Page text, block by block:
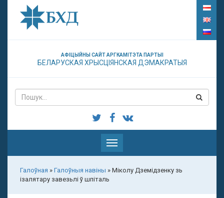
АФІЦЫЙНЫ САЙТ АРГКАМІТЭТА ПАРТЫІ
БЕЛАРУСКАЯ ХРЫСЦІЯНСКАЯ ДЭМАКРАТЫЯ
Паказаць
меню
Галоўная » Галоўныя навіны » Міколу Дземідзенку зь
ізалятару завезьлі ў шпіталь